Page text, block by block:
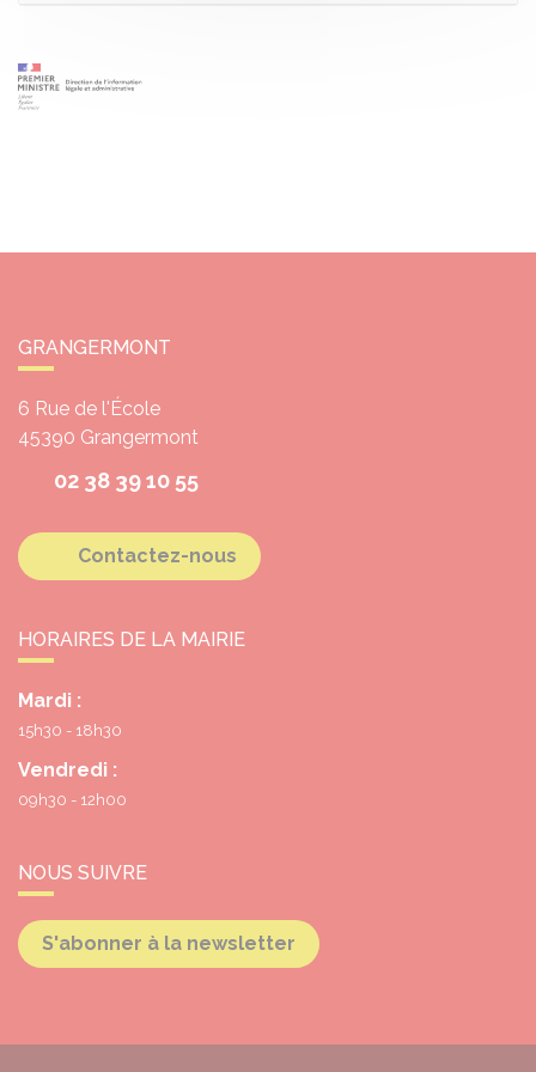
GRANGERMONT
6 Rue de l'École
45390 Grangermont
02 38 39 10 55
Contactez-nous
HORAIRES DE LA MAIRIE
Mardi :
15h30 - 18h30
Vendredi :
09h30 - 12h00
NOUS SUIVRE
S'abonner à la newsletter